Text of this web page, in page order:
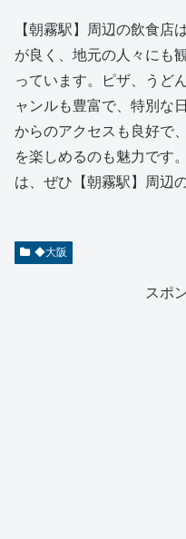
【朝霧駅】周辺の飲食店
が良く、地元の人々にも
っています。ピザ、うど
ャンルも豊富で、特別な
からのアクセスも良好で
を楽しめるのも魅力です
は、ぜひ【朝霧駅】周辺
◆大阪
スポ